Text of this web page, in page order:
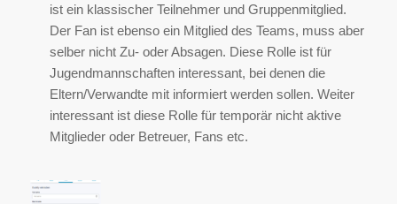
ist ein klassischer Teilnehmer und Gruppenmitglied.
Der Fan ist ebenso ein Mitglied des Teams, muss aber
selber nicht Zu- oder Absagen. Diese Rolle ist für
Jugendmannschaften interessant, bei denen die
Eltern/Verwandte mit informiert werden sollen. Weiter
interessant ist diese Rolle für temporär nicht aktive
Mitglieder oder Betreuer, Fans etc.